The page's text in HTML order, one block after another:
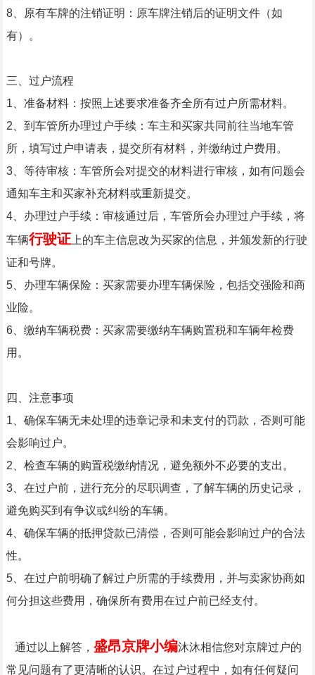
8、原有车牌的注销证明：原车牌注销后的证明文件（如
有）。
三、过户流程
1、准备材料：按照上述要求准备齐全所有过户所需材料。
2、到车管所办理过户手续：车主和买家共同前往当地车管
所，填写过户申请表，提交所有材料，并缴纳过户费用。
3、等待审核：车管所会对提交的材料进行审核，如有问题会
通知车主和买家补充材料或重新提交。
4、办理过户手续：审核通过后，车管所会办理过户手续，将
车辆行驶证 上的车主信息改为买家的信息，并颁发新的行驶
证和号牌。
5、办理车辆保险：买家需要办理车辆保险，包括交强险和商
业险。
6、缴纳车辆税费：买家需要缴纳车辆购置税和车辆年检费
用。
四、注意事项
1、确保车辆无未处理的违章记录和未支付的罚款，否则可能
会影响过户。
2、检查车辆的购置税缴纳情况，避免额外不必要的支出。
3、在过户前，进行充分的尽职调查，了解车辆的历史记录，
避免购买到有争议或纠纷的车辆。
4、确保车辆的抵押贷款已清偿，否则可能会影响过户的合法
性。
5、在过户前明确了解过户所需的手续费用，并与卖家协商如
何分担这些费用，确保所有费用在过户前已经支付。
通过以上解答， 盛昂京牌小编沐沐相信您对京牌过户的
常见问题有了更清晰的认识。在过户过程中，如有任何疑问